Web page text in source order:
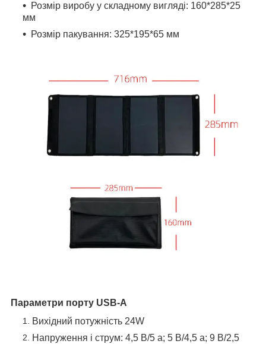
Розмір виробу у складному вигляді: 160*285*25
мм
Розмір пакування: 325*195*65 мм
Параметри порту USB-A
Вихідний потужність 24W
Напруження і струм: 4,5 В/5 а; 5 В/4,5 а; 9 В/2,5